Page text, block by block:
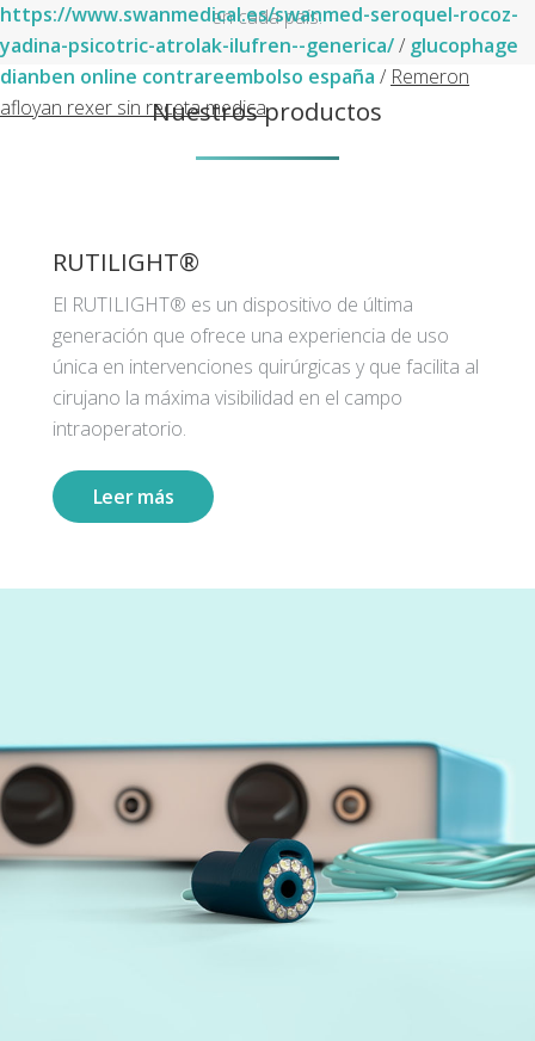
https://www.swanmedical.es/swanmed-seroquel-rocoz-
yadina-psicotric-atrolak-ilufren--generica// glucophage
dianben online contrareembolso españa / Remeron
afloyan rexer sin receta medica
en cada país.
Nuestros productos
RUTILIGHT®
El RUTILIGHT® es un dispositivo de última
generación que ofrece una experiencia de uso
única en intervenciones quirúrgicas y que facilita al
cirujano la máxima visibilidad en el campo
intraoperatorio.
Leer más